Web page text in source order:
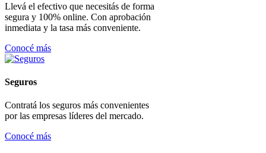
Llevá el efectivo que necesitás de forma
segura y 100% online. Con aprobación
inmediata y la tasa más conveniente.
Conocé más
Seguros
Contratá los seguros más convenientes
por las empresas líderes del mercado.
Conocé más